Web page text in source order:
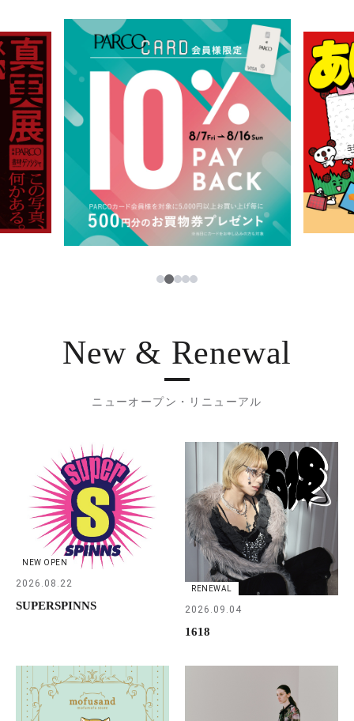
ニュース
レストラン・カフェ
TAX FREE
PARCOメンバーズ
JP
한국어
ภาษาไทย
日本語
1234
New & Renewal
ニューオープン・リニューアル
NEW OPEN
2026.08.22
SUPERSPINNS
RENEWAL
2026.09.04
1618